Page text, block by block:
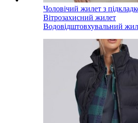
Чоловічий жилет з
Вітрозахисний жилет
Водовідштовхувальний